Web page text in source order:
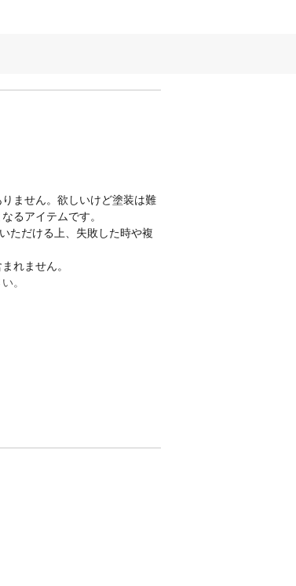
ません。欲しいけど塗装は難
るアイテムです。
ただける上、失敗した時や複
れません。
。